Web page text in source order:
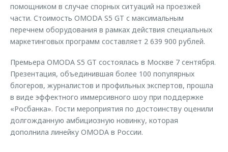
помощником в случае спорных ситуаций на проезжей
части. Стоимость OMODA S5 GT с максимальным
перечнем оборудования в рамках действия специальных
маркетинговых программ составляет 2 639 900 рублей.
Премьера OMODA S5 GT состоялась в Москве 7 сентября.
Презентация, объединившая более 100 популярных
блогеров, журналистов и профильных экспертов, прошла
в виде эффектного иммерсивного шоу при поддержке
«Росбанка». Гости мероприятия по достоинству оценили
долгожданную амбициозную новинку, которая
дополнила линейку OMODA в России.